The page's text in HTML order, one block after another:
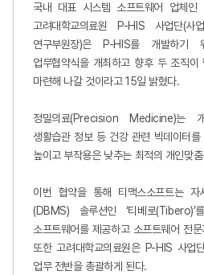
국내 대표 시스템 소프트웨어 업체인
고려대학교의료원 P-HIS 사업단(사
연구부원장)은 P-HIS를 개발하
업무협약식을 개최하고 향후 두 조직
마련해 나갈 것이라고 15일 밝혔다.
정밀의료(Precision Medicine)는
생활습관 정보 등 건강 관련 빅데이터
높이고 부작용은 낮추는 최적의 개인맞
이번 협약을 통해 티맥스소프트는 자
(DBMS) 솔루션인 ‘티베로
소프트웨어를 제공하고 소프트웨어 전
또한 고려대학교의료원은 P-HIS 사업
업무 전반을 총괄하게 된다.